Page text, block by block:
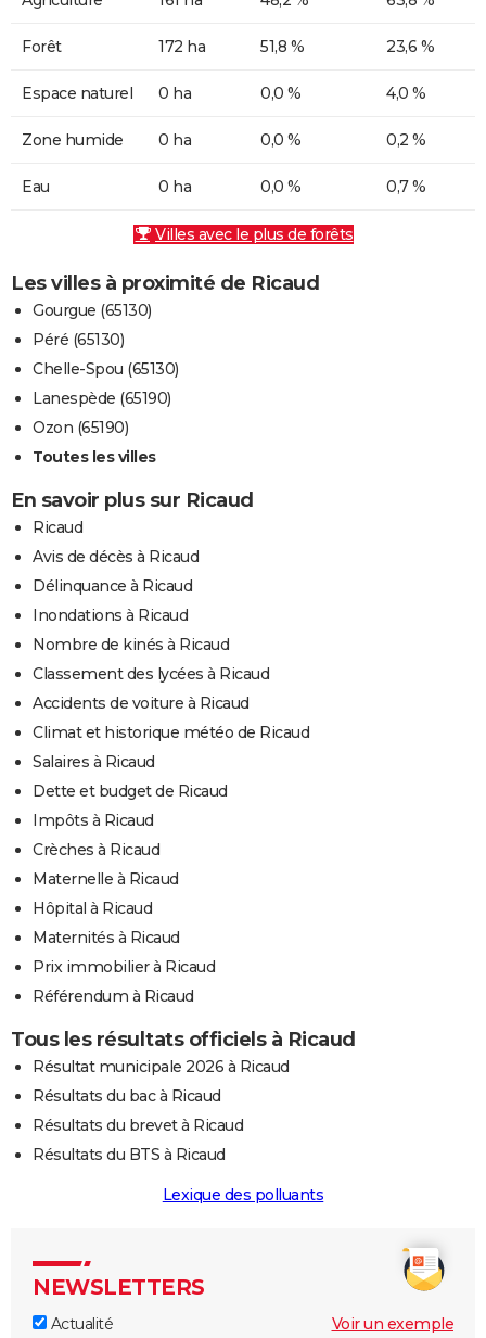
Forêt 172 ha 51,8 % 23,6 %
Espace naturel 0 ha 0,0 % 4,0 %
Zone humide 0 ha 0,0 % 0,2 %
Eau 0 ha 0,0 % 0,7 %
Villes avec le plus de forêts
Les villes à proximité de Ricaud
Gourgue (65130)
Péré (65130)
Chelle-Spou (65130)
Lanespède (65190)
Ozon (65190)
Toutes les villes
En savoir plus sur Ricaud
Ricaud
Avis de décès à Ricaud
Délinquance à Ricaud
Inondations à Ricaud
Nombre de kinés à Ricaud
Classement des lycées à Ricaud
Accidents de voiture à Ricaud
Climat et historique météo de Ricaud
Salaires à Ricaud
Dette et budget de Ricaud
Impôts à Ricaud
Crèches à Ricaud
Maternelle à Ricaud
Hôpital à Ricaud
Maternités à Ricaud
Prix immobilier à Ricaud
Référendum à Ricaud
Tous les résultats officiels à Ricaud
Résultat municipale 2026 à Ricaud
Résultats du bac à Ricaud
Résultats du brevet à Ricaud
Résultats du BTS à Ricaud
Lexique des polluants
NEWSLETTERS
Actualité
Voir un exemple